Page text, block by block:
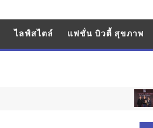
ไลฟ์สไตล์ แฟชั่น บิวตี้ สุขภาพ
THE